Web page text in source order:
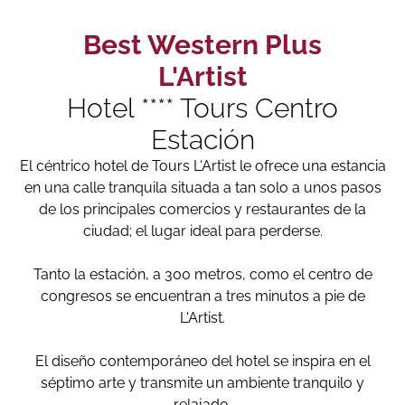
Best Western Plus
L'Artist
Hotel **** Tours Centro
Estación
El céntrico hotel de Tours L'Artist le ofrece una estancia
en una calle tranquila situada a tan solo a unos pasos
de los principales comercios y restaurantes de la
ciudad; el lugar ideal para perderse.
Tanto la estación, a 300 metros, como el centro de
congresos se encuentran a tres minutos a pie de
L'Artist.
El diseño contemporáneo del hotel se inspira en el
séptimo arte y transmite un ambiente tranquilo y